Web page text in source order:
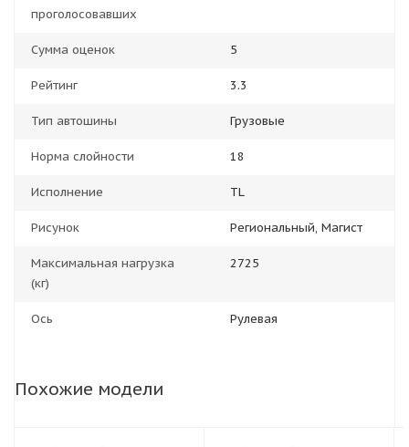
проголосовавших
Сумма оценок 5
Рейтинг 3.3
Тип автошины Грузовые
Норма слойности 18
Исполнение TL
Рисунок Региональный, Магист
Максимальная нагрузка
(кг)
2725
Ось Рулевая
Похожие модели